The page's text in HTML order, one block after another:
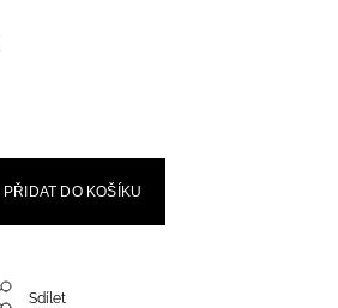
PŘIDAT DO KOŠÍKU
Sdílet